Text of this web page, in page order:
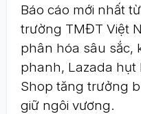
Báo cáo mới nhất
trường TMĐT Việt
phân hóa sâu sắc,
phanh, Lazada hụt
Shop tăng trưởng
giữ ngôi vương.